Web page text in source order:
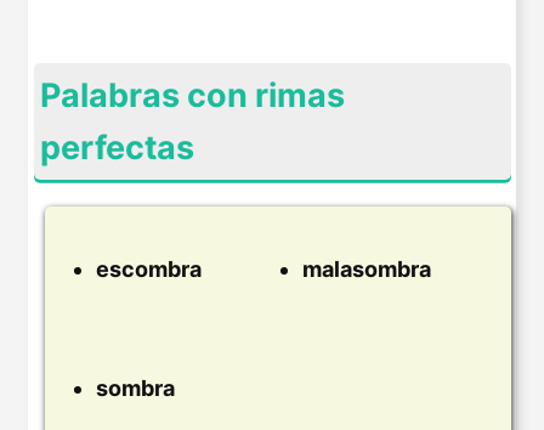
Palabras con rimas
perfectas
escombra malasombra
sombra